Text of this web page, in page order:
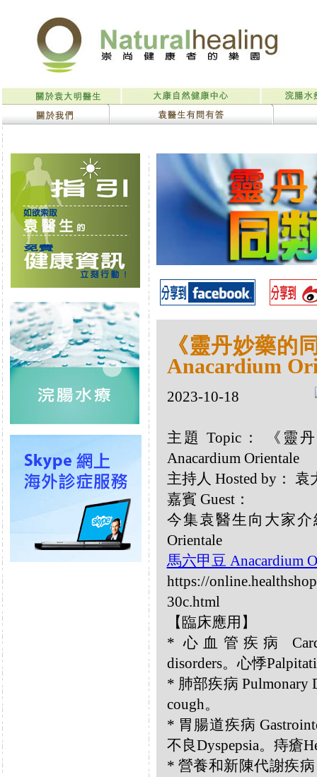
《靈丹妙藥的
Anacardium
2023-10-18
主題 Topic： 《靈
Anacardium Orientale
主持人 Hosted by：
嘉賓 Guest：
今集袁醫生向大家介
Orientale
馬六甲豆 Anacardium
https://
30c.html
【臨床應用】
* 心血管疾病
disorders。心悸
* 肺部疾病 Pulmonary
cough。
* 胃腸道疾病
不良Dyspepsia。痔瘡
* 營養和新陳代謝疾病